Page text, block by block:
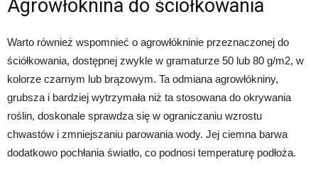
Agrowłóknina do ściółkowania
Warto również wspomnieć o agrowłókninie przeznaczonej do
ściółkowania, dostępnej zwykle w gramaturze 50 lub 80 g/m2, w
kolorze czarnym lub brązowym. Ta odmiana agrowłókniny,
grubsza i bardziej wytrzymała niż ta stosowana do okrywania
roślin, doskonale sprawdza się w ograniczaniu wzrostu
chwastów i zmniejszaniu parowania wody. Jej ciemna barwa
dodatkowo pochłania światło, co podnosi temperaturę podłoża.